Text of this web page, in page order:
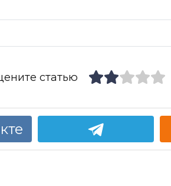
статью